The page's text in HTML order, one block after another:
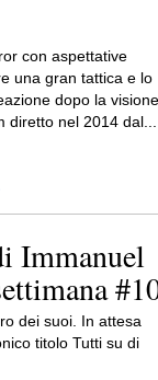
con aspettative
una gran tattica e lo
dopo la visione
diretto nel 2014 dal...
Immanuel
dei suoi. In attesa
titolo Tutti su di